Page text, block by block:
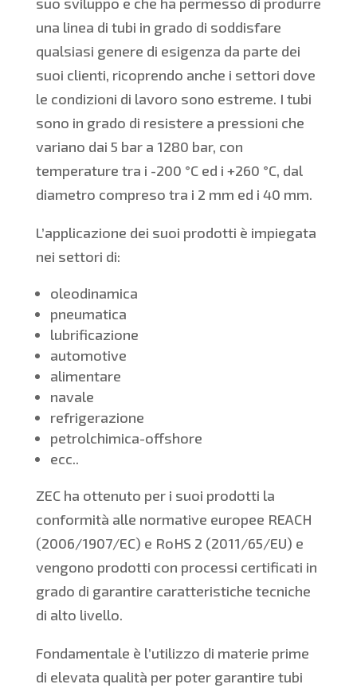
una linea di tubi in grado di soddisfare
qualsiasi genere di esigenza da parte dei
suoi clienti, ricoprendo anche i settori dove
le condizioni di lavoro sono estreme. I tubi
sono in grado di resistere a pressioni che
variano dai 5 bar a 1280 bar, con
temperature tra i -200 °C ed i +260 °C, dal
diametro compreso tra i 2 mm ed i 40 mm.
L’applicazione dei suoi prodotti è impiegata
nei settori di:
oleodinamica
pneumatica
lubrificazione
automotive
alimentare
navale
refrigerazione
petrolchimica-offshore
ecc..
ZEC ha ottenuto per i suoi prodotti la
conformità alle normative europee REACH
(2006/1907/EC) e RoHS 2 (2011/65/EU) e
vengono prodotti con processi certificati in
grado di garantire caratteristiche tecniche
di alto livello.
Fondamentale è l’utilizzo di materie prime
di elevata qualità per poter garantire tubi